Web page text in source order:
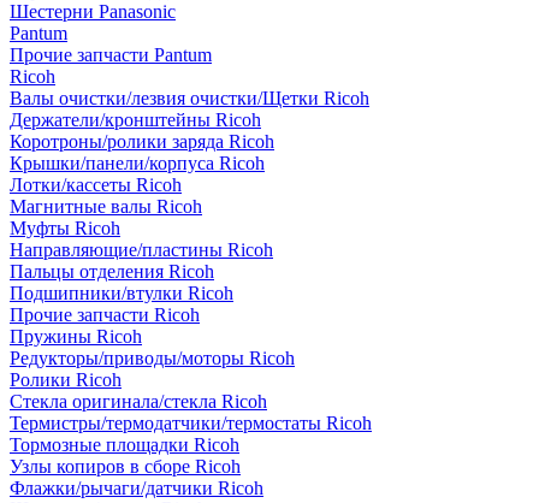
Шестерни Panasonic
Pantum
Прочие запчасти Pantum
Ricoh
Валы очистки/лезвия очистки/Щетки Ricoh
Держатели/кронштейны Ricoh
Коротроны/ролики заряда Ricoh
Крышки/панели/корпуса Ricoh
Лотки/кассеты Ricoh
Магнитные валы Ricoh
Муфты Ricoh
Направляющие/пластины Ricoh
Пальцы отделения Ricoh
Подшипники/втулки Ricoh
Прочие запчасти Ricoh
Пружины Ricoh
Редукторы/приводы/моторы Ricoh
Ролики Ricoh
Стекла оригинала/стекла Ricoh
Термистры/термодатчики/термостаты Ricoh
Тормозные площадки Ricoh
Узлы копиров в сборе Ricoh
Флажки/рычаги/датчики Ricoh